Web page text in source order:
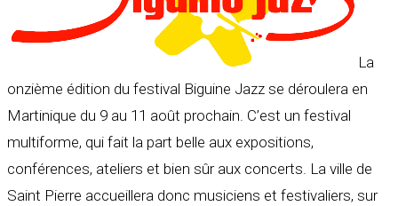
La
onzième édition du festival Biguine Jazz se déroulera en
Martinique du 9 au 11 août prochain. C’est un festival
multiforme, qui fait la part belle aux expositions,
conférences, ateliers et bien sûr aux concerts. La ville de
Saint Pierre accueillera donc musiciens et festivaliers, sur